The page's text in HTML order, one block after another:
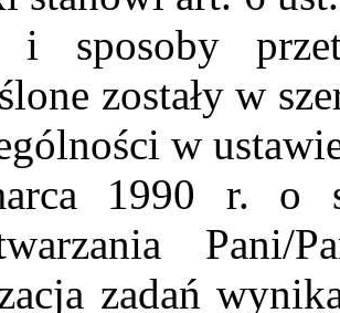
i sposoby
zostały w
w
1990 r. o
Pani/
zadań